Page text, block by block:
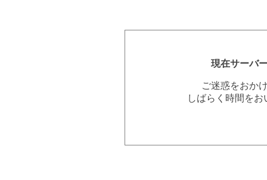
現在サーバ
ご迷惑をおか
しばらく時間を